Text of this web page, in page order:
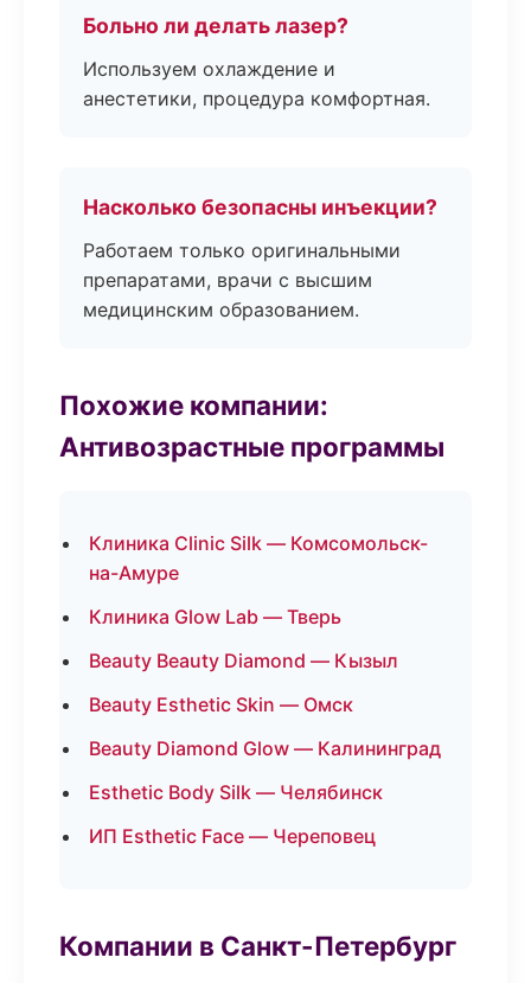
Больно ли делать лазер?
Используем охлаждение и
анестетики, процедура комфортная.
Насколько безопасны инъекции?
Работаем только оригинальными
препаратами, врачи с высшим
медицинским образованием.
Похожие компании:
Антивозрастные программы
Клиника Clinic Silk — Комсомольск-
на-Амуре
Клиника Glow Lab — Тверь
Beauty Beauty Diamond — Кызыл
Beauty Esthetic Skin — Омск
Beauty Diamond Glow — Калининград
Esthetic Body Silk — Челябинск
ИП Esthetic Face — Череповец
Компании в Санкт-Петербург